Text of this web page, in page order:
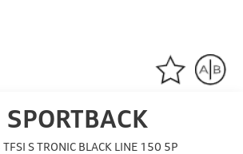
S TRONIC BLACK LINE 150 5P